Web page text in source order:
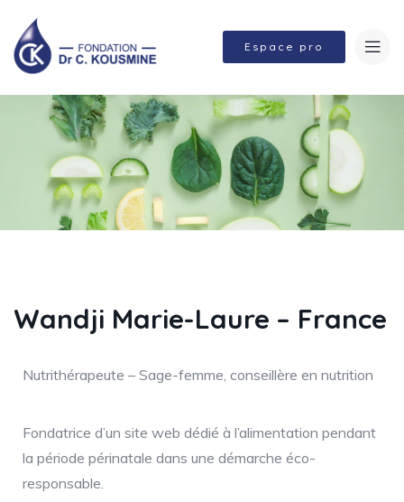
Espace pro
Wandji Marie-Laure – France
Nutrithérapeute – Sage-femme, conseillère en nutrition
Fondatrice d’un site web dédié à l’alimentation pendant
la période périnatale dans une démarche éco-
responsable.